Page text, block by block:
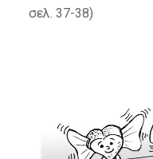
σελ. 37-38)